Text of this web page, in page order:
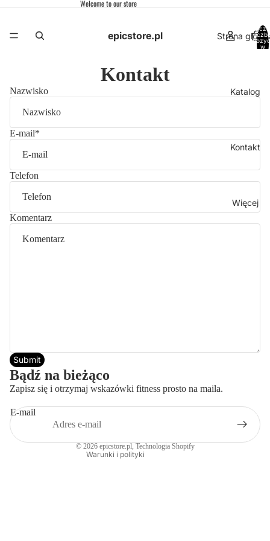
Welcome to our store
epicstore.pl Strona
Katalog
Kontakt
Więcej
w
Kontakt
Nazwisko
E-mail*
Telefon
Komentarz
Submit
Bądź na bieżąco
Zapisz się i otrzymaj wskazówki fitness prosto na maila.
E-mail
© 2026 epicstore.pl, Technologia Shopify
Warunki i polityki
Warunki świadczenia usług